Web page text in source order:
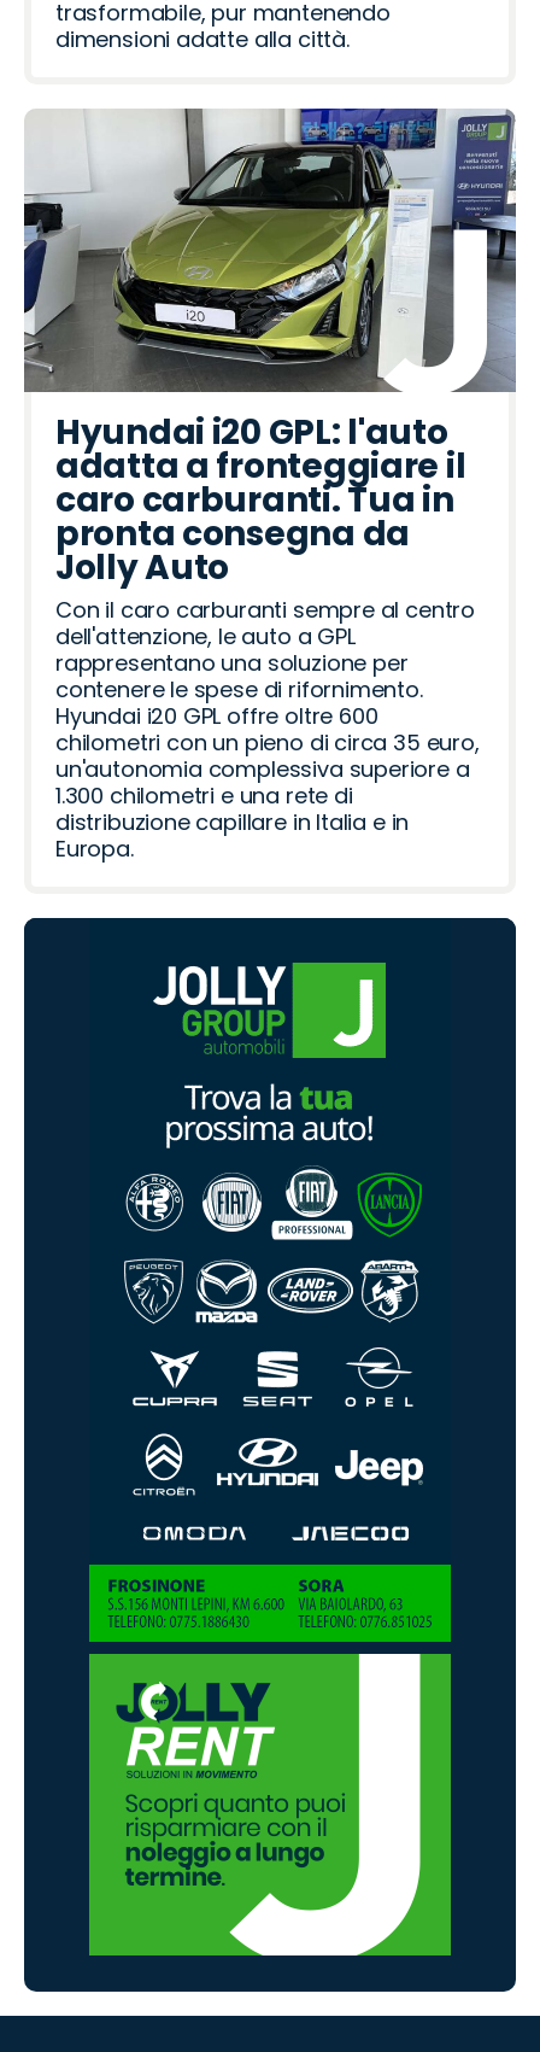
trasformabile, pur mantenendo
dimensioni adatte alla città.
Hyundai i20 GPL: l'auto
adatta a fronteggiare il
caro carburanti. Tua in
pronta consegna da
Jolly Auto
Con il caro carburanti sempre al centro
dell'attenzione, le auto a GPL
rappresentano una soluzione per
contenere le spese di rifornimento.
Hyundai i20 GPL offre oltre 600
chilometri con un pieno di circa 35 euro,
un'autonomia complessiva superiore a
1.300 chilometri e una rete di
distribuzione capillare in Italia e in
Europa.